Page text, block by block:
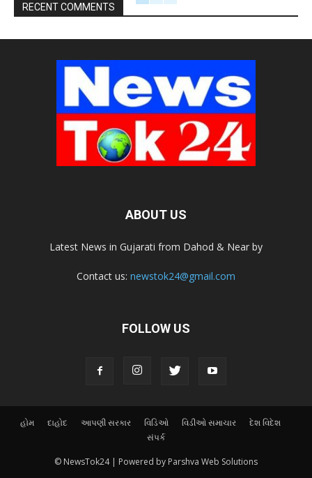
RECENT COMMENTS
ABOUT US
Latest News in Gujarati from Dahod & Near by
Contact us: newstok24@gmail.com
FOLLOW US
હોમ દાહોદ આપણી સરકાર વિડિઓ વિડીઓ સમાચાર
દેશ વિદેશ
સંપર્ક
© NewsTok24 | Powered by Parshva Web Solutions